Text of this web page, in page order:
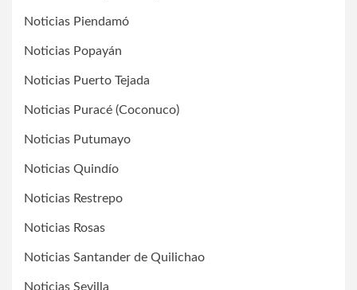
Noticias Piendamó
Noticias Popayán
Noticias Puerto Tejada
Noticias Puracé (Coconuco)
Noticias Putumayo
Noticias Quindío
Noticias Restrepo
Noticias Rosas
Noticias Santander de Quilichao
Noticias Sevilla